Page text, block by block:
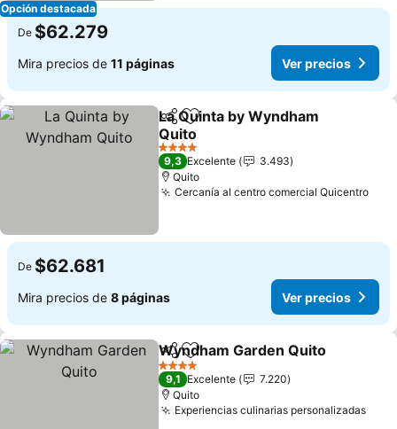
Opción destacada
De $62.279
Mira precios de 11 páginas Ver precios
CompartirAgregar a favoritos
La Quinta by Wyndham
Quito
4 Estrellas
9,3 Excelente
3.493
Quito
Cercanía al centro comercial Quicentro
De $62.681
Mira precios de 8 páginas Ver precios
CompartirAgregar a favoritos
Wyndham Garden Quito
4 Estrellas
9,1 Excelente
7.220
Quito
Experiencias culinarias personalizadas